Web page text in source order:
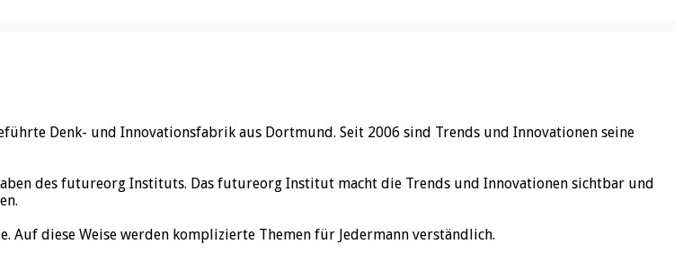
Denk- und Innovationsfabrik aus Dortmund. Seit 2006 sind Trends und Innovationen seine
des futureorg Instituts. Das futureorg Institut macht die Trends und Innovationen sichtbar und
diese Weise werden komplizierte Themen für Jedermann verständlich.